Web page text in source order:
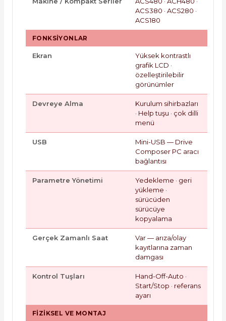
ACS380 · ACS280 ·
ACS180
FONKSIYONLAR
Ekran
Yüksek kontrastlı
grafik LCD ·
özelleştirilebilir
görünümler
Devreye Alma
Kurulum sihirbazları
· Help tuşu · çok dilli
menü
USB
Mini-USB — Drive
Composer PC aracı
bağlantısı
Parametre Yönetimi
Yedekleme · geri
yükleme ·
sürücüden
sürücüye
kopyalama
Gerçek Zamanlı Saat
Var — arıza/olay
kayıtlarına zaman
damgası
Kontrol Tuşları
Hand-Off-Auto ·
Start/Stop · referans
ayarı
FIZIKSEL VE MONTAJ